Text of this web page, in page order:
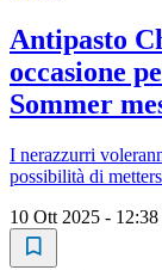
Antipasto
occasione
Sommer
I nerazzurri
possibilità di
10 Ott 2025 - 12:38